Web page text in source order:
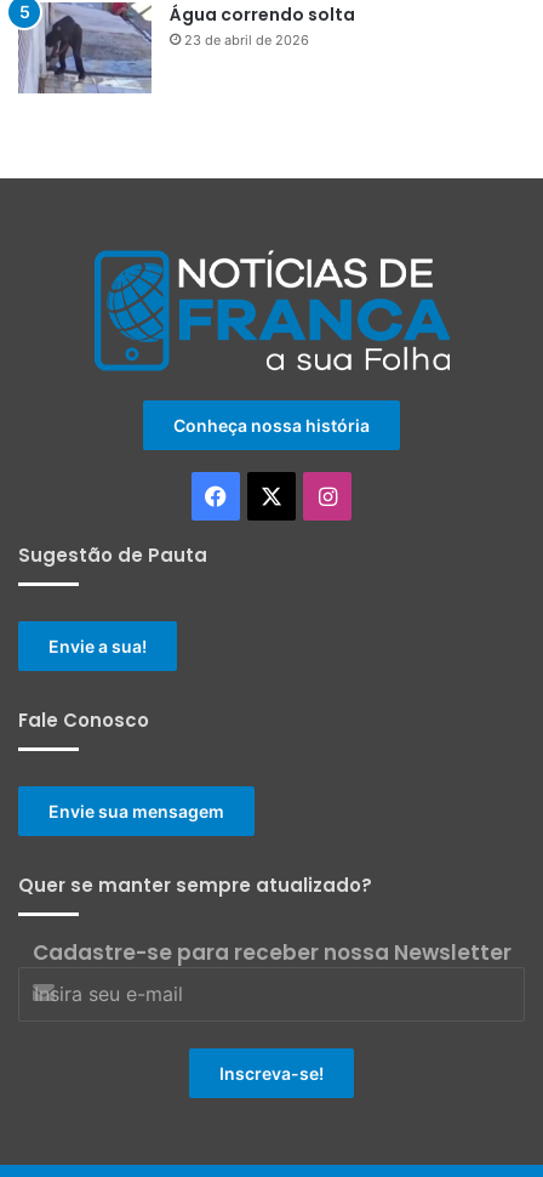
Água correndo solta
23 de abril de 2026
Conheça nossa história
Facebook Instagram
Sugestão de Pauta
Envie a sua!
Fale Conosco
Envie sua mensagem
Quer se manter sempre atualizado?
Cadastre-se para receber nossa Newsletter